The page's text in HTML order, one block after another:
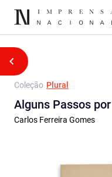
Coleção Plural
Alguns Passos
Carlos Ferreira Gomes